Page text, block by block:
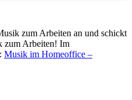
zum Arbeiten an und schickt
zum Arbeiten! Im
Musik im Homeoffice –